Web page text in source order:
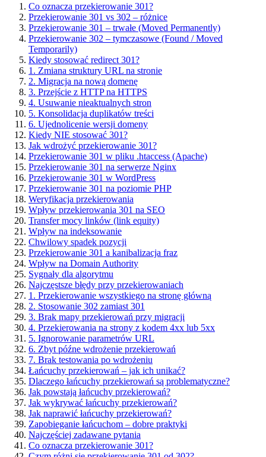
Co oznacza przekierowanie 301?
Przekierowanie 301 vs 302 – różnice
Przekierowanie 301 – trwałe (Moved Permanently)
Przekierowanie 302 – tymczasowe (Found / Moved
Temporarily)
Kiedy stosować redirect 301?
1. Zmiana struktury URL na stronie
2. Migracja na nową domenę
3. Przejście z HTTP na HTTPS
4. Usuwanie nieaktualnych stron
5. Konsolidacja duplikatów treści
6. Ujednolicenie wersji domeny
Kiedy NIE stosować 301?
Jak wdrożyć przekierowanie 301?
Przekierowanie 301 w pliku .htaccess (Apache)
Przekierowanie 301 na serwerze Nginx
Przekierowanie 301 w WordPress
Przekierowanie 301 na poziomie PHP
Weryfikacja przekierowania
Wpływ przekierowania 301 na SEO
Transfer mocy linków (link equity)
Wpływ na indeksowanie
Chwilowy spadek pozycji
Przekierowanie 301 a kanibalizacja fraz
Wpływ na Domain Authority
Sygnały dla algorytmu
Najczęstsze błędy przy przekierowaniach
1. Przekierowanie wszystkiego na stronę główną
2. Stosowanie 302 zamiast 301
3. Brak mapy przekierowań przy migracji
4. Przekierowania na strony z kodem 4xx lub 5xx
5. Ignorowanie parametrów URL
6. Zbyt późne wdrożenie przekierowań
7. Brak testowania po wdrożeniu
Łańcuchy przekierowań – jak ich unikać?
Dlaczego łańcuchy przekierowań są problematyczne?
Jak powstają łańcuchy przekierowań?
Jak wykrywać łańcuchy przekierowań?
Jak naprawić łańcuchy przekierowań?
Zapobieganie łańcuchom – dobre praktyki
Najczęściej zadawane pytania
Co oznacza przekierowanie 301?